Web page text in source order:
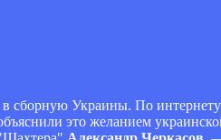
сборную Украины. По интернету
это желанием